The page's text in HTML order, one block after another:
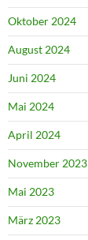
Oktober 2024
August 2024
Juni 2024
Mai 2024
April 2024
November 2023
Mai 2023
März 2023